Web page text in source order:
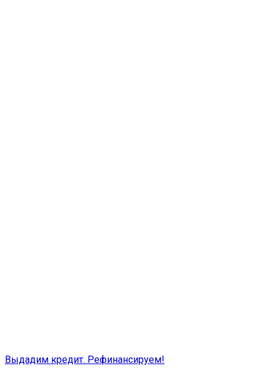
Выдадим кредит. Рефинансируем!